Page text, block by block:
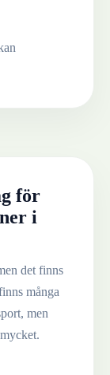
för
i
det finns
många
men